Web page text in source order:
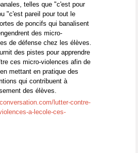
telles que "c'est pour
"c'est pareil pour tout le
de poncifs qui banalisent
des micro-
de défense chez les élèves.
des pistes pour apprendre
ces micro-violences afin de
mettant en pratique des
qui contribuent à
des élèves.
lutter-contre-
a-lecole-ces-